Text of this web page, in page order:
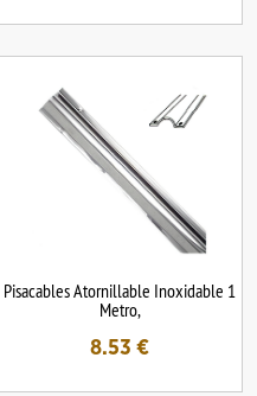
Pisacables Atornillable Inoxidable 1
Metro,
8.53 €